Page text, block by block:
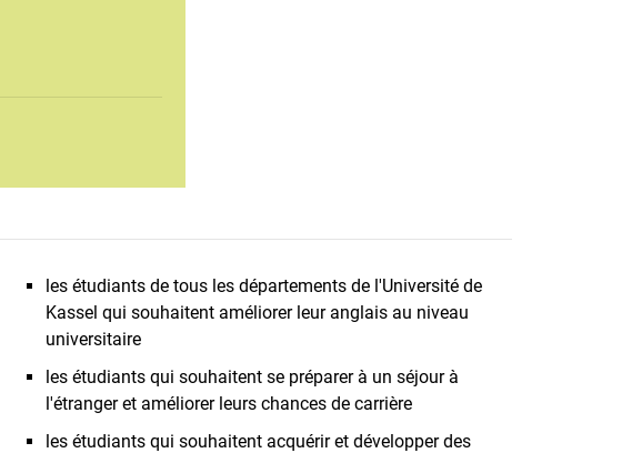
les étudiants de tous les départements de l'Université de
Kassel qui souhaitent améliorer leur anglais au niveau
universitaire
les étudiants qui souhaitent se préparer à un séjour à
l'étranger et améliorer leurs chances de carrière
les étudiants qui souhaitent acquérir et développer des